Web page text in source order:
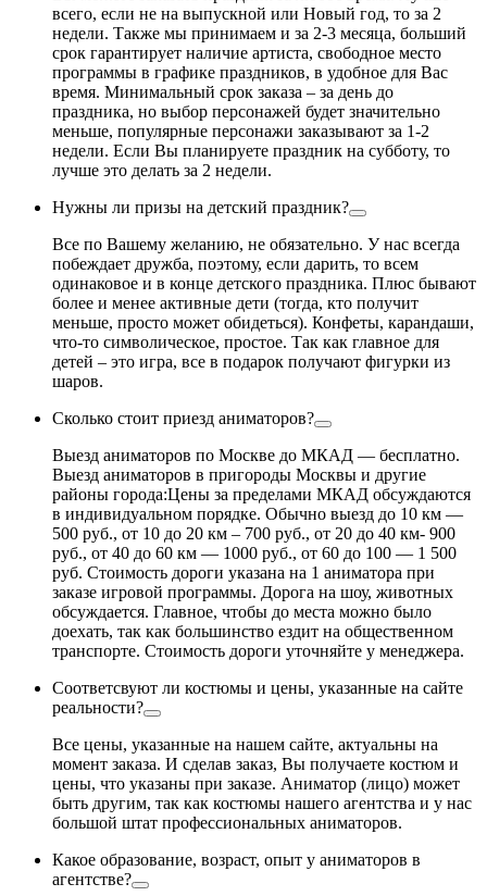
всего, если не на выпускной или Новый год, то за 2
недели. Также мы принимаем и за 2-3 месяца, больший
срок гарантирует наличие артиста, свободное место
программы в графике праздников, в удобное для Вас
время. Минимальный срок заказа – за день до
праздника, но выбор персонажей будет значительно
меньше, популярные персонажи заказывают за 1-2
недели. Если Вы планируете праздник на субботу, то
лучше это делать за 2 недели.
Нужны ли призы на детский праздник?
Все по Вашему желанию, не обязательно. У нас всегда
побеждает дружба, поэтому, если дарить, то всем
одинаковое и в конце детского праздника. Плюс бывают
более и менее активные дети (тогда, кто получит
меньше, просто может обидеться). Конфеты, карандаши,
что-то символическое, простое. Так как главное для
детей – это игра, все в подарок получают фигурки из
шаров.
Сколько стоит приезд аниматоров?
Выезд аниматоров по Москве до МКАД — бесплатно.
Выезд аниматоров в пригороды Москвы и другие
районы города:Цены за пределами МКАД обсуждаются
в индивидуальном порядке. Обычно выезд до 10 км —
500 руб., от 10 до 20 км – 700 руб., от 20 до 40 км- 900
руб., от 40 до 60 км — 1000 руб., от 60 до 100 — 1 500
руб. Стоимость дороги указана на 1 аниматора при
заказе игровой программы. Дорога на шоу, животных
обсуждается. Главное, чтобы до места можно было
доехать, так как большинство ездит на общественном
транспорте. Стоимость дороги уточняйте у менеджера.
Соответсвуют ли костюмы и цены, указанные на сайте
реальности?
Все цены, указанные на нашем сайте, актуальны на
момент заказа. И сделав заказ, Вы получаете костюм и
цены, что указаны при заказе. Аниматор (лицо) может
быть другим, так как костюмы нашего агентства и у нас
большой штат профессиональных аниматоров.
Какое образование, возраст, опыт у аниматоров в
агентстве?